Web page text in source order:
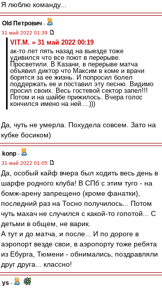
Я люблю команду...
Old Петрович -
31 май 2022 01:39
VIT.M. » 31 май 2022 00:19
ак-то лет пять назад на выезде тоже
удивился что все поют в перерыве.
Просветили. В Казани, в перерыве матча
объявил диктор что Максим в коме и врачи
борятся за ее жизнь. И попросил болел
поддержать ее и поставил эту песню. Видимо
просил своих. Весь гостевой сектор запел!!!
Потом и на шайбе прижилось. Вчера голос
кончился имено на ней....)))
Да, чуть не умерла. Похудела совсем. Зато на
кубке босиком)
konp -
31 май 2022 01:05
Да, особый кайф вчера был ходить весь день в
шарфе родного клуба! В СПб с этим туго - на
бомж-арену запрещено (кроме фанатки),
последний раз на Тосно получилось... Потом
чуть махач не случился с какой-то гопотой... С
детьми в общем, не варик.
А тут и до матча, и после... И по дороге в
аэропорт везде свои, в аэропорту тоже ребята
из Ебурга, Тюмени - обнимались, поздравляли
друг друга... классно!
ys -